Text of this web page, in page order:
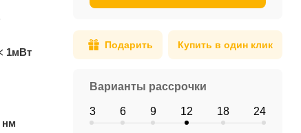
нм
Подарить Купить в один клик
Варианты рассрочки
3 6 9 12 18 24